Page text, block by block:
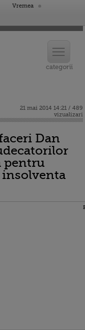
Vremea
21 mai 2014 14:21 / 489
vizualizari
Dan
pentru